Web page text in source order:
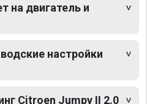
на двигатель и
настройки
Citroen Jumpy II 2.0